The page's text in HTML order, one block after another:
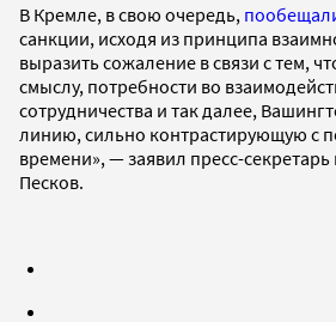
В Кремле, в свою очередь,
санкции, исходя из принципа
выразить сожаление в связи с тем,
смыслу, потребности во
сотрудничества и так далее,
линию, сильно контрастирующую с
времени», — заявил пресс-
Песков.